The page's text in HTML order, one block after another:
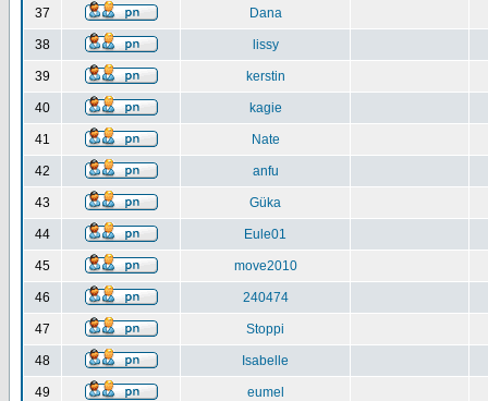
37 Dana
38 lissy
39 kerstin
40 kagie
41 Nate
42 anfu
43 Güka
44 Eule01
45 move2010
46 240474
47 Stoppi
48 Isabelle
49 eumel